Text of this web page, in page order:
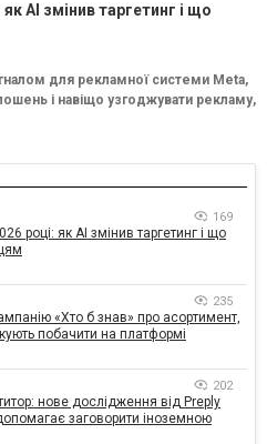
AI змінив таргетинг і що
для рекламної системи Meta,
і навіщо узгоджувати рекламу,
169
році: як AI змінив таргетинг і що
235
«Хто б знав» про асортимент,
побачити на платформі
202
нове дослідження від Preply
заговорити іноземною